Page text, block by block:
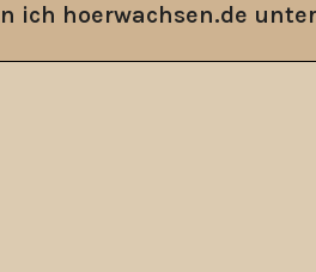
ich hoerwachsen.de